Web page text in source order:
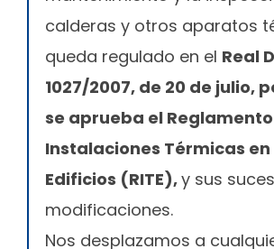
calderas y otros aparatos
queda regulado en el Real
1027/2007, de 20 de julio,
se aprueba el
Instalaciones Térmicas en
Edificios (RITE),y sus
modificaciones.
Nos desplazamos a